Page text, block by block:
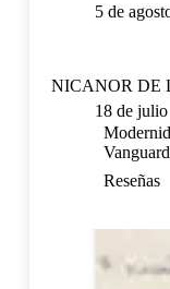
5 de
NICANOR DE
18 de
Reseñas